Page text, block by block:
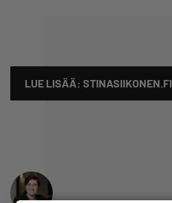
LUE LISÄÄ: STINASIIKONEN.FI